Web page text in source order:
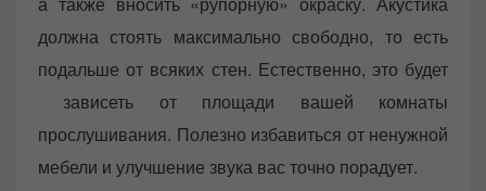
должна стоять максимально свободно, то есть
подальше от всяких стен. Естественно, это будет
зависеть от площади вашей комнаты
прослушивания. Полезно избавиться от ненужной
мебели и улучшение звука вас точно порадует.